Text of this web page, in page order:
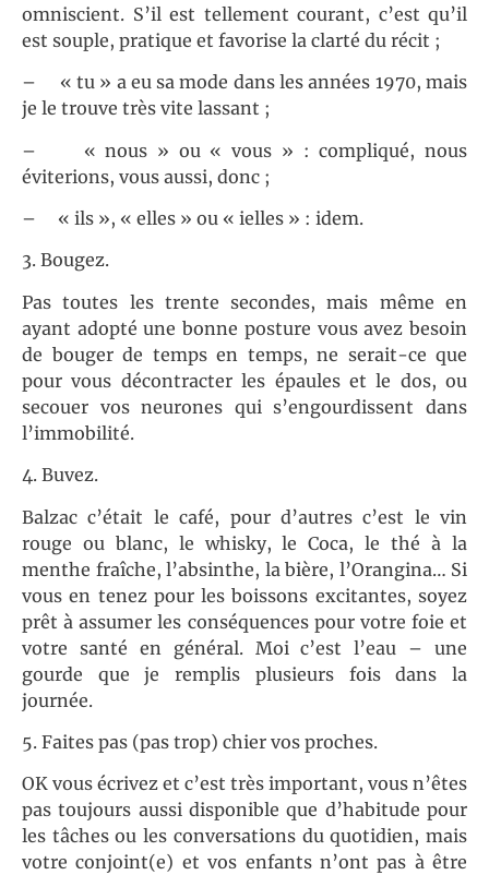
omniscient. S’il est tellement courant, c’est qu’il
est souple, pratique et favorise la clarté du récit ;
– « tu » a eu sa mode dans les années 1970, mais
je le trouve très vite lassant ;
– « nous » ou « vous » : compliqué, nous
éviterions, vous aussi, donc ;
– « ils », « elles » ou « ielles » : idem.
3. Bougez.
Pas toutes les trente secondes, mais même en
ayant adopté une bonne posture vous avez besoin
de bouger de temps en temps, ne serait-ce que
pour vous décontracter les épaules et le dos, ou
secouer vos neurones qui s’engourdissent dans
l’immobilité.
4. Buvez.
Balzac c’était le café, pour d’autres c’est le vin
rouge ou blanc, le whisky, le Coca, le thé à la
menthe fraîche, l’absinthe, la bière, l’Orangina… Si
vous en tenez pour les boissons excitantes, soyez
prêt à assumer les conséquences pour votre foie et
votre santé en général. Moi c’est l’eau – une
gourde que je remplis plusieurs fois dans la
journée.
5. Faites pas (pas trop) chier vos proches.
OK vous écrivez et c’est très important, vous n’êtes
pas toujours aussi disponible que d’habitude pour
les tâches ou les conversations du quotidien, mais
votre conjoint(e) et vos enfants n’ont pas à être